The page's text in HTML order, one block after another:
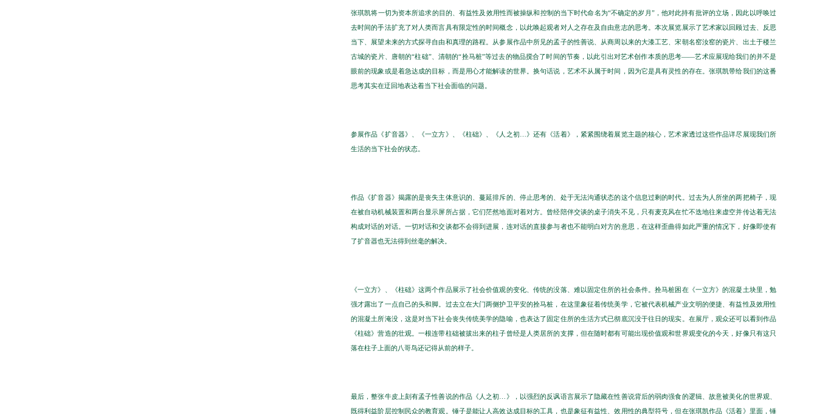
张琪凯将一切为资本所追求的目的、有益性及效用性而被操纵和控制的当下时代命名为“不确定的岁月”，他对此持有批评的立场，因此以呼唤过
去时间的手法扩充了对人类而言具有限定性的时间概念，以此唤起观者对人之存在及自由意志的思考。本次展览展示了艺术家以回顾过去、反思
当下、展望未来的方式探寻自由和真理的路程。从参展作品中所见的孟子的性善说、从商周以来的大漆工艺、宋朝名窑汝窑的瓷片、出土于楼兰
古城的瓷片、唐朝的“柱础”、清朝的“拴马桩”等过去的物品搅合了时间的节奏，以此引出对艺术创作本质的思考——艺术应展现给我们的并不是
眼前的现象或是着急达成的目标，而是用心才能解读的世界。换句话说，艺术不从属于时间，因为它是具有灵性的存在。张琪凯带给我们的这番
思考其实在迂回地表达着当下社会面临的问题。
参展作品《扩音器》、《一立方》、《柱础》、《人之初…》还有《活着》，紧紧围绕着展览主题的核心，艺术家透过这些作品详尽展现我们所
生活的当下社会的状态。
作品《扩音器》揭露的是丧失主体意识的、蔓延排斥的、停止思考的、处于无法沟通状态的这个信息过剩的时代。过去为人所坐的两把椅子，现
在被自动机械装置和两台显示屏所占据，它们茫然地面对着对方。曾经陪伴交谈的桌子消失不见，只有麦克风在忙不迭地往来虚空并传达着无法
构成对话的对话。一切对话和交谈都不会得到进展，连对话的直接参与者也不能明白对方的意思，在这样歪曲得如此严重的情况下，好像即使有
了扩音器也无法得到丝毫的解决。
《一立方》、《柱础》这两个作品展示了社会价值观的变化、传统的没落、难以固定住所的社会条件。拴马桩困在《一立方》的混凝土块里，勉
强才露出了一点自己的头和脚。过去立在大门两侧护卫平安的拴马桩，在这里象征着传统美学，它被代表机械产业文明的便捷、有益性及效用性
的混凝土所淹没，这是对当下社会丧失传统美学的隐喻，也表达了固定住所的生活方式已彻底沉没于往日的现实。在展厅，观众还可以看到作品
《柱础》营造的壮观。一根连带柱础被拔出来的柱子曾经是人类居所的支撑，但在随时都有可能出现价值观和世界观变化的今天，好像只有这只
落在柱子上面的八哥鸟还记得从前的样子。
最后，整张牛皮上刻有孟子性善说的作品《人之初…》，以强烈的反讽语言展示了隐藏在性善说背后的弱肉强食的逻辑、故意被美化的世界观、
既得利益阶层控制民众的教育观。锤子是能让人高效达成目标的工具，也是象征有益性、效用性的典型符号，但在张琪凯作品《活着》里面，锤